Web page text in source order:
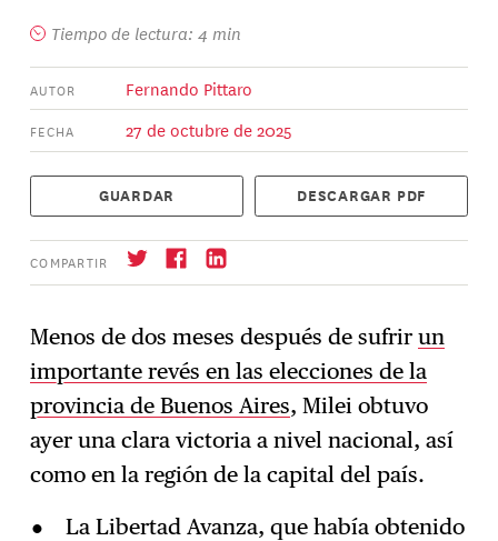
Tiempo de lectura: 4 min
AUTOR Fernando Pittaro
FECHA 27 de octubre de 2025
GUARDAR DESCARGAR PDF
COMPARTIR
→ Suscríbase
Menos de dos meses después de sufrirun
importante revés en las elecciones de la
provincia de Buenos Aires, Milei obtuvo
ayer una clara victoria a nivel nacional, así
como en la región de la capital del país.
La Libertad Avanza, que había obtenido